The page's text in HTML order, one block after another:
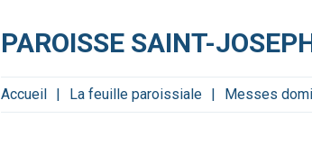
PAROISSE SAINT-
Accueil La feuille paroissiale Messes